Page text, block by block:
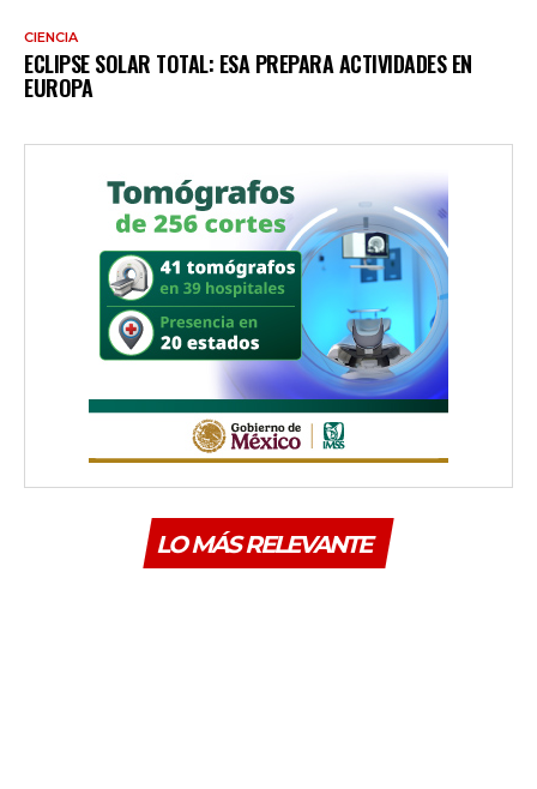
CIENCIA
ECLIPSE SOLAR TOTAL: ESA PREPARA ACTIVIDADES EN
EUROPA
LO MÁS RELEVANTE